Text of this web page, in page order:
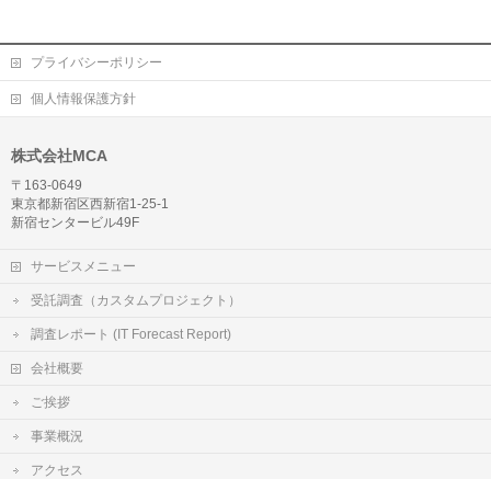
プライバシーポリシー
個人情報保護方針
株式会社MCA
〒163-0649
東京都新宿区西新宿1-25-1
新宿センタービル49F
サービスメニュー
受託調査（カスタムプロジェクト）
調査レポート (IT Forecast Report)
会社概要
ご挨拶
事業概況
アクセス